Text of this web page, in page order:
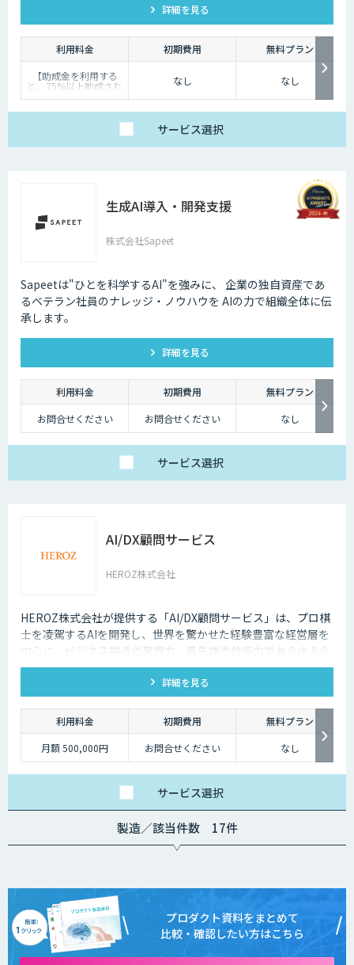
詳細を見る
利用料金 初期費用
無料プラン
【助成金を利用する
と、75%以上助成され
ます！】
省の人材開発支援助成
金「事業展開等リスキ
リング支援コース」を
なし なし
サービス選択
生成AI導入・開発支援
株式会社Sapeet
Sapeetは"ひとを科学するAI"を強みに、 企業の独自資産であ
るベテラン社員のナレッジ・ノウハウを AIの力で組織全体に伝
承します。
詳細を見る
利用料金 初期費用
無料プラン
お問合せください
お問合せください なし
サービス選択
AI/DX顧問サービス
HEROZ株式会社
HEROZ株式会社が提供する「AI/DX顧問サービス」は、プロ棋
士を凌駕するAIを開発し、世界を驚かせた経験豊富な経営層を
中心に、ビジネス視点の発想力、最先端の技術力であらゆる企
業と組織のDXをAIの力でサポートします。
詳細を見る
利用料金 初期費用
無料プラン
月額 500,000円
お問合せください なし
サービス選択
製造／該当件数 17件
プロダクト資料をまとめて
比較・確認したい方はこちら